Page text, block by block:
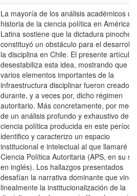
La mayoría de los análisis académicos
historia de la ciencia política en América
Latina sostiene que la dictadura
constituyó un obstáculo para el
la disciplina en Chile. El presente artículo
desestabiliza esta idea, mostrando que
varios elementos importantes de la
infraestructura disciplinar fueron creados
durante, y a veces por, dicho régimen
autoritario. Más concretamente, por
de un análisis profundo y exhaustivo de la
ciencia política producida en este período,
identifico y caracterizo un espacio
institucional e intelectual al que llamaré
Ciencia Política Autoritaria (APS, en su
en inglés). Los hallazgos presentados
desafían la narrativa dominante que
linealmente la institucionalización de la